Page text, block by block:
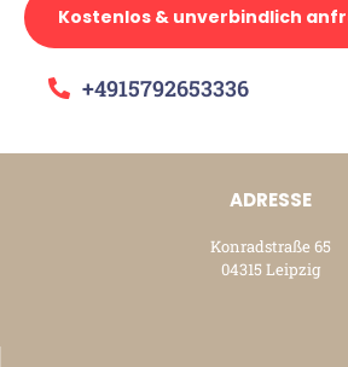
Kostenlos & unverbindlich
+4915792653336
ADRESSE
Konradstraße 65
04315 Leipzig